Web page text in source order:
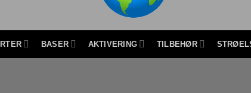
BASER AKTIVERING TILBEHØR